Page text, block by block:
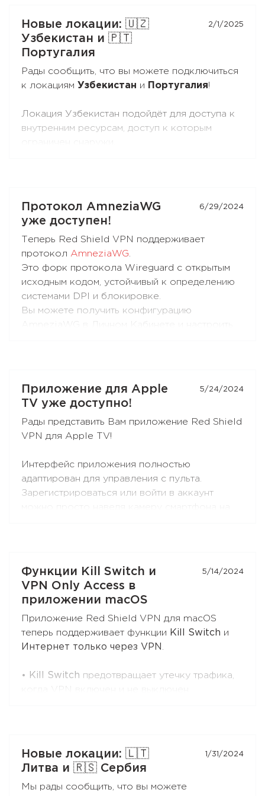
Новые локации: 🇺🇿
Узбекистан и 🇵🇹
Португалия
2/1/2025
Рады сообщить, что вы можете подключиться
к локациям Узбекистан и Португалия!
Локация Узбекистан подойдёт для доступа к
внутренним ресурсам, доступ к которым
Протокол AmneziaWG
уже доступен!
6/29/2024
Теперь Red Shield VPN поддерживает
протокол AmneziaWG.
Это форк протокола Wireguard с открытым
исходным кодом, устойчивый к определению
системами DPI и блокировке.
Вы можете получить конфигурацию
устройствах, которые поддерживаются
разработчиками
и сообществом
Так же AmneziaWG уже доступен в
приложении Red Shield VPN для iOS и в
других платформ.
Приложение для Apple
TV уже доступно!
5/24/2024
Рады представить Вам приложение Red Shield
VPN для Apple TV!
Интерфейс приложения полностью
адаптирован для управления с пульта.
Зарегистрироваться или войти в аккаунт
Установите приложение на Ваш Apple TV -
просто введите "Red Shield VPN" в поиске
AppStore.
Функции Kill Switch и
VPN Only Access в
приложении macOS
5/14/2024
Приложение Red Shield VPN для macOS
теперь поддерживает функции Kill Switch и
Интернет только через VPN .
• Kill Switch предотвращает утечку трафика,
приложение будет закрыто по любой причине
(пользователем или в результате сбоя) -
трафик пойдёт напрямую.
Новые локации: 🇱🇹
Литва и 🇷🇸 Сербия
1/31/2024
Мы рады сообщить, что вы можете